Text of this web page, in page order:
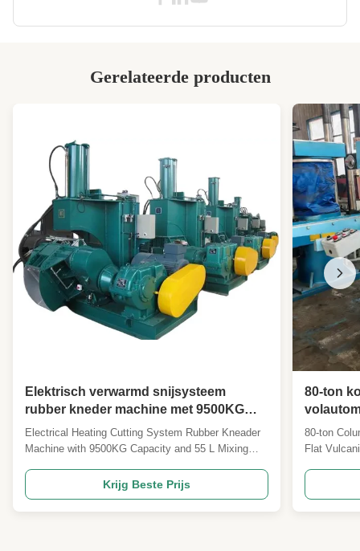
Gerelateerde producten
Elektrisch verwarmd snijsysteem
rubber kneder machine met 9500KG
capaciteit en 55 L mengcapaciteit
Electrical Heating Cutting System Rubber Kneader
Machine with 9500KG Capacity and 55 L Mixing
Machine is a high-performance industrial equipment
designed for efficient rubber and plastic mixing.
With a powerful main motor power of 110KW, this
Krijg Beste Prijs
80-ton
80-ton
Flat
machine is
hydraulic